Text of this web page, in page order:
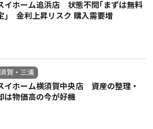
イホーム追浜店 状態不問｢まずは無料
｣ 金利上昇リスク 購入需要増
賀・三浦
イホーム横須賀中央店 資産の整理・
は物価高の今が好機